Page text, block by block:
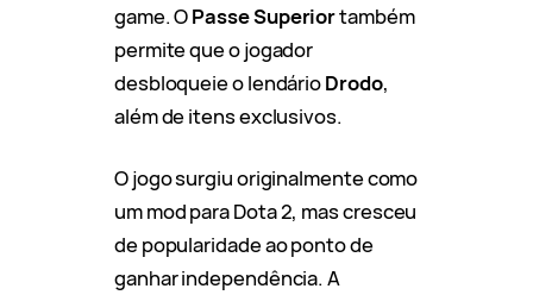
game. OPasse Superiortambém
permite que o jogador
desbloqueie o lendárioDrodo,
além de itens exclusivos.
O jogo surgiu originalmente como
um mod para Dota 2, mas cresceu
de popularidade ao ponto de
ganhar independência. A